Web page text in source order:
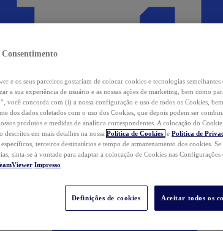
e os seus parceiros gostariam de colocar cookies e tecnologias
a sua experiência de usuário e as nossas ações de marketing, bem como
você concorda com (i) a nossa configuração e uso de todos os Cookies,
dos dados coletados com o uso dos Cookies, que depois podem ser
produtos e medidas de analítica correspondentes. A colocação do
descritos em mais detalhes na nossa Política de Cookies e Política de
terceiros destinatários e tempo de armazenamento dos cookies.
sinta-se à vontade para adaptar a colocação de Cookies nas Configurações
Impresso
Definições de cookies Aceitar todos os